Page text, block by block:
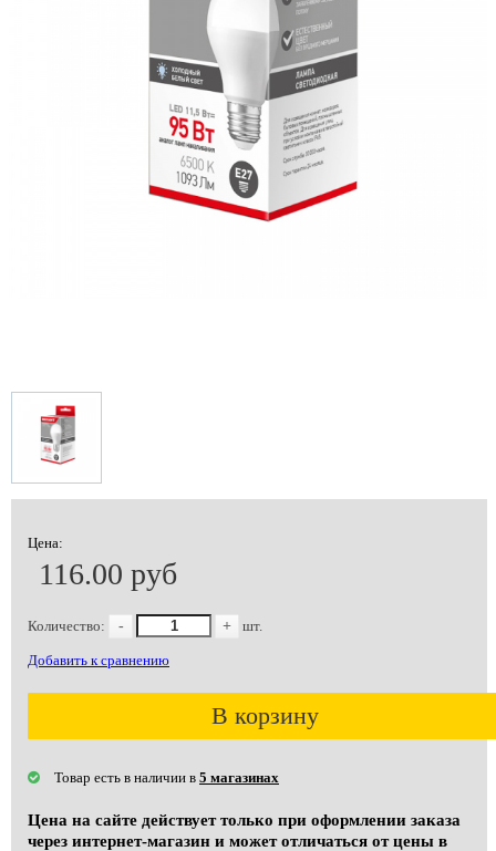
Цена:
116.00 руб
Количество: - + шт.
Добавить к сравнению
В корзину
Товар есть в наличии в 5 магазинах
Цена на сайте действует только при оформлении заказа
через интернет-магазин и может отличаться от цены в